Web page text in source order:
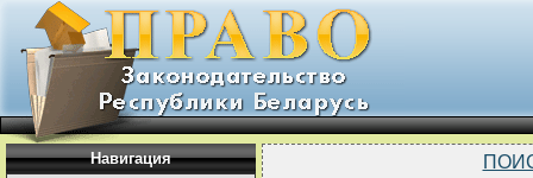
Навигация